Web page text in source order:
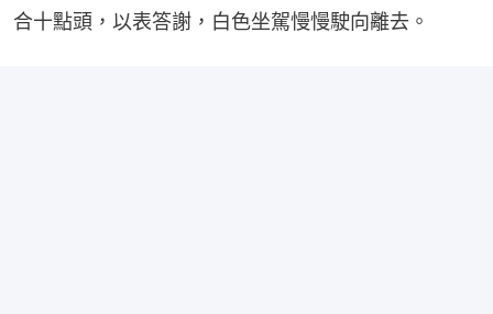
合十點頭，以表答謝，白色坐駕慢慢駛向離去。